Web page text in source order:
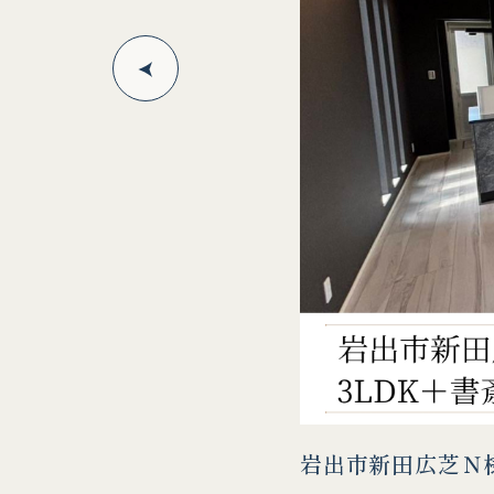
岩出市新田広芝Ｎ